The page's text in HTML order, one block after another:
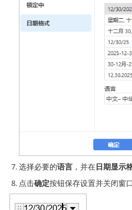
选择必要的语言 ，并在日期显示
点击确定按钮保存设置并关闭窗口